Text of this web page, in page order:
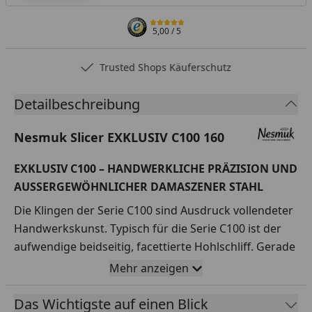
5,00/ 5
Trusted Shops Käuferschutz
Detailbeschreibung
Nesmuk Slicer EXKLUSIV C100 160
EXKLUSIV C100 – HANDWERKLICHE PRÄZISION UND
AUSSERGEWÖHNLICHER DAMASZENER STAHL
Die Klingen der Serie C100 sind Ausdruck vollendeter
Handwerkskunst. Typisch für die Serie C100 ist der
aufwendige beidseitig, facettierte Hohlschliff. Gerade
bei den breiteren Klingentypen erleichtert die Facette
so das Ablösen des Schneidguts von der Klinge.
Die in unserem Damaszenerstahl für die Serien C90
Mehr anzeigen
Das Wichtigste auf einen Blick